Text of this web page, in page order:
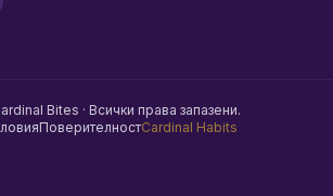
Bites · Всички права запазени.
ПоверителностCardinal Habits